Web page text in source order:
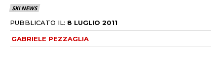
SKI NEWS
PUBBLICATO IL: 8 LUGLIO 2011
GABRIELE PEZZAGLIA